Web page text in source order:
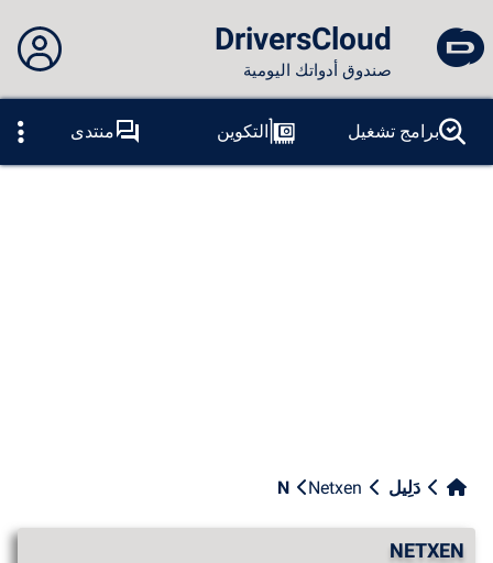
DriversCloud
صندوق أدواتك اليومية
لم تقم بتسجيل الدخول...
الاتصال بالموقع
برامج تشغيل التكوين
منتدى
المسابر
الموت الزرقاء ادوات
دَلِيل N Netxen
NETXEN